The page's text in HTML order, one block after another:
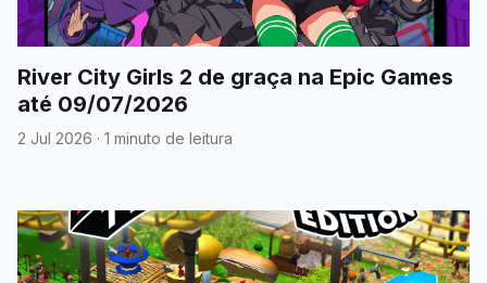
River City Girls 2 de graça na Epic Games
até 09/07/2026
2 Jul 2026 · 1 minuto de leitura